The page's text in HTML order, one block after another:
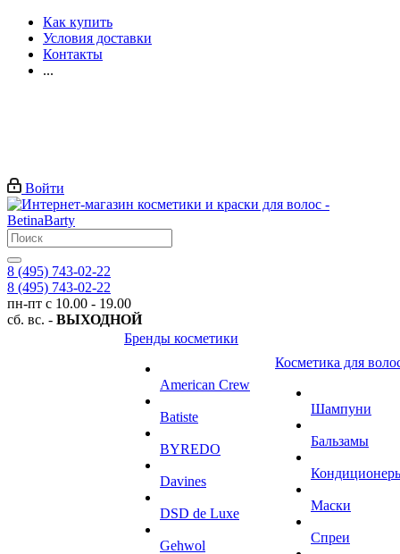
Как купить
Условия доставки
Контакты
...
Войти
8 (495) 743-02-22
8 (495) 743-02-22
пн-пт с 10.00 - 19.00
сб. вс. - ВЫХОДНОЙ
Бренды косметики
American Crew
Batiste
BYREDO
Davines
DSD de Luxe
Gehwol
Косметика для
Шампуни
Бальзамы
Маски
Спреи